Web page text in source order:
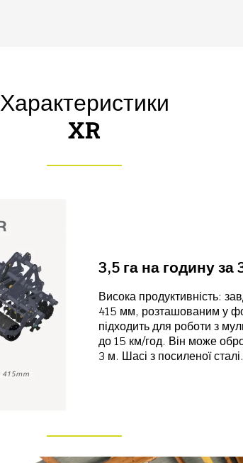
Характеристики
XR
3,5 га на годину за
Висока продуктивність:
415 мм, розташованим у
підходить для роботи з
до 15 км/год. Він може
3 м. Шасі з посиленої сталі.